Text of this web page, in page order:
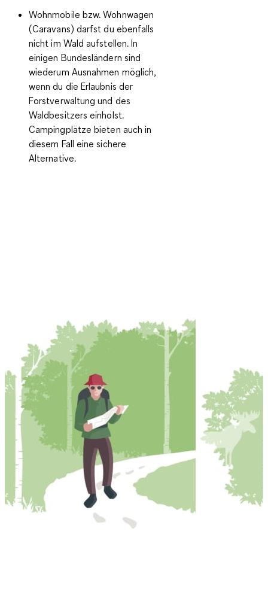
Wohnmobile bzw. Wohnwagen
(Caravans) darfst du ebenfalls
nicht im Wald aufstellen. In
einigen Bundesländern sind
wiederum Ausnahmen möglich,
wenn du die Erlaubnis der
Forstverwaltung und des
Waldbesitzers einholst.
Campingplätze bieten auch in
diesem Fall eine sichere
Alternative.